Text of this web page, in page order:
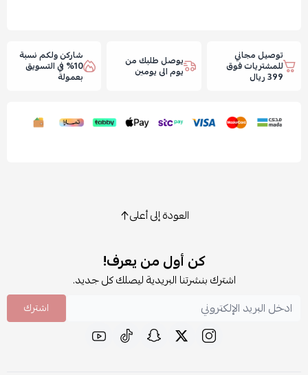
توصيل مجاني
للمشتريات فوق
399 ريال
يوصل طلبك من
يوم الى يومين
شاركن ولكم نسبة
10% في التسويق
بعمولة
العودة إلى أعلى
كن أول من يعرف!
اشترك بنشرتنا البريدية ليصلك كل جديد.
اشترك